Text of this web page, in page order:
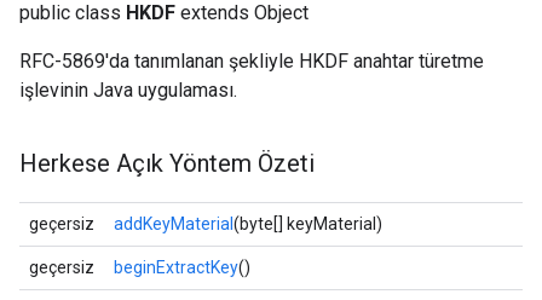
public class HKDF extends Object
RFC-5869'da tanımlanan şekliyle HKDF anahtar türetme
işlevinin Java uygulaması.
Herkese Açık Yöntem Özeti
geçersiz addKeyMaterial (byte[] keyMaterial)
geçersiz beginExtractKey()